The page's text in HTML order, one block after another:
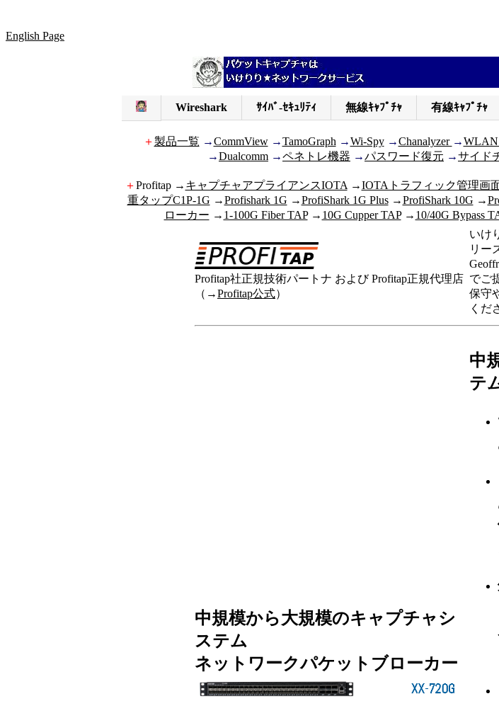
English Page
Wireshark ｻｲﾊﾞ-ｾｷｭﾘﾃｨ 無線ｷｬﾌﾟﾁｬ 有線ｷｬﾌﾟﾁｬ
＋製品一覧 →CommView→TamoGraph →Wi-Spy→Chanalyzer →WLAN
→Dualcomm →ペネトレ機器 →パスワード復元 →サイド
＋Profitap → キャプチャアプライアンスIOTA →IOTAトラフィック管理画
重タップC1P-1G →Profishark 1G →ProfiShark 1G Plus→ProfiShark 10G →
ローカー → 1-100G Fiber TAP→ 10G Cupper TAP→ 10/40G Bypass
Profitap社正規技術パートナ および Profitap正規代理店
（→Profitap公式）
いけ
リー
でご
保守
くだ
中規模から大規模のキャプチャシ
ステム
ネットワークパケットブローカー
中
テ